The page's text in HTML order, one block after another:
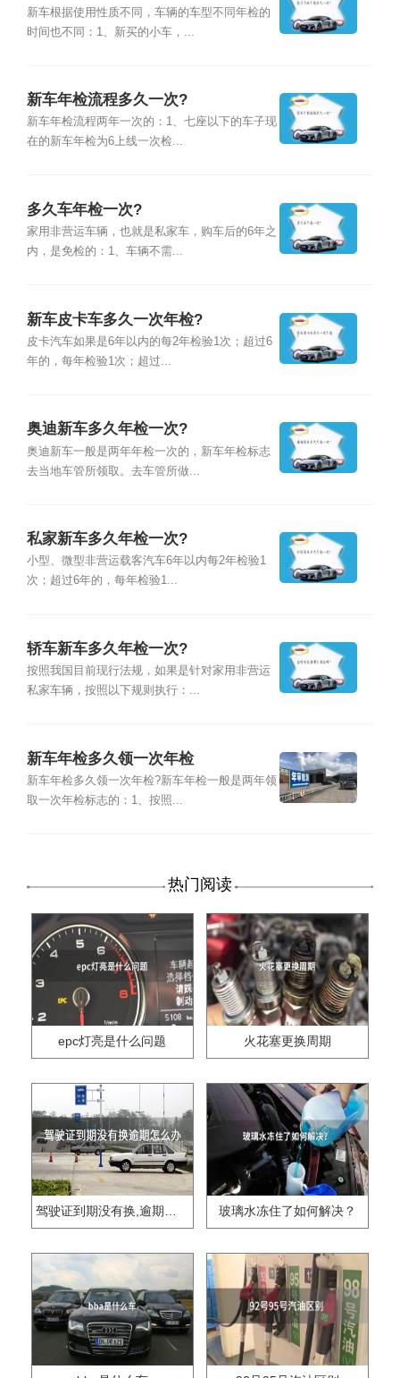
新车根据使用性质不同，车辆的车型不同年检的
时间也不同：1、新买的小车，...
新车年检流程多久一次?
新车年检流程两年一次的：1、七座以下的车子现
在的新车年检为6上线一次检...
多久车年检一次?
家用非营运车辆，也就是私家车，购车后的6年之
内，是免检的：1、车辆不需...
新车皮卡车多久一次年检?
皮卡汽车如果是6年以内的每2年检验1次；超过6
年的，每年检验1次；超过...
奥迪新车多久年检一次?
奥迪新车一般是两年年检一次的，新车年检标志
去当地车管所领取。去车管所做...
私家新车多久年检一次?
小型、微型非营运载客汽车6年以内每2年检验1
次；超过6年的，每年检验1...
轿车新车多久年检一次?
按照我国目前现行法规，如果是针对家用非营运
私家车辆，按照以下规则执行：...
新车年检多久领一次年检
新车年检多久领一次年检?新车年检一般是两年领
取一次年检标志的：1、按照...
热门阅读
epc灯亮是什么问题 火花塞更换周期
驾驶证到期没有换,逾期怎么办?? 玻璃水冻住了如何解决？